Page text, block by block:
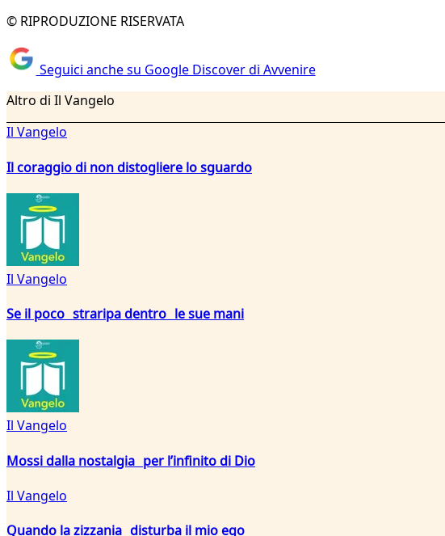
© RIPRODUZIONE RISERVATA
Seguici anche su Google Discover di Avvenire
Altro di Il Vangelo
Il Vangelo
Il coraggio di non distogliere lo sguardo
Il Vangelo
Se il poco straripa dentro le sue mani
Il Vangelo
Mossi dalla nostalgia per l’infinito di Dio
Il Vangelo
Quando la zizzania disturba il mio ego